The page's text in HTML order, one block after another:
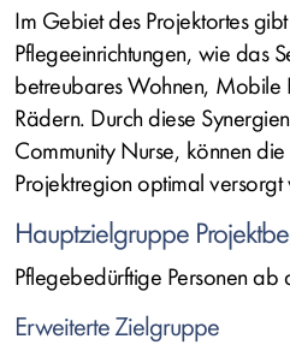
Im Gebiet des Projektortes
Pflegeeinrichtungen, wie das
betreubares Wohnen, Mobile
Rädern. Durch diese
Community Nurse, können
Projektregion optimal versorgt
Hauptzielgruppe
Pflegebedürftige Personen ab
Erweiterte Zielgruppe